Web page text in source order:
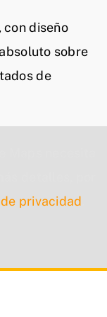
con diseño
sobre
de
privacidad